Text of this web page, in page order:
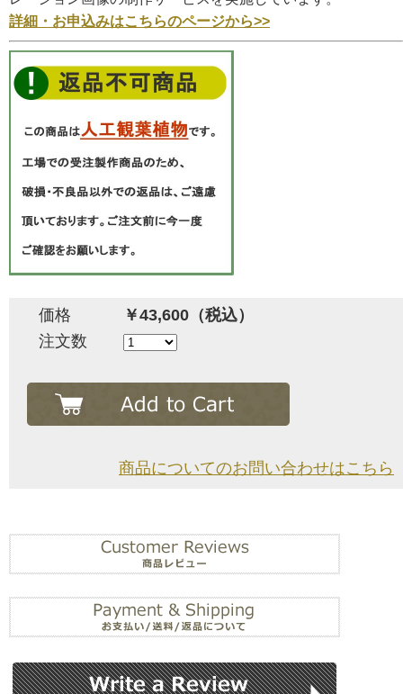
詳細・お申込みはこちらのページから>>
価格
￥43,600（税込）
注文数
商品についてのお問い合わせはこちら